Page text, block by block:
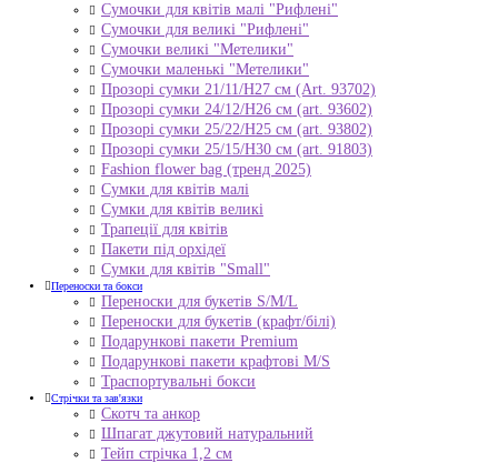
Сумочки для квітів малі "Рифлені"
Сумочки для великі "Рифлені"
Сумочки великі "Метелики"
Сумочки маленькі "Метелики"
Прозорі сумки 21/11/H27 см (Art. 93702)
Прозорі сумки 24/12/Н26 см (art. 93602)
Прозорі сумки 25/22/Н25 см (art. 93802)
Прозорі сумки 25/15/Н30 см (art. 91803)
Fashion flower bag (тренд 2025)
Сумки для квітів малі
Сумки для квітів великі
Трапеції для квітів
Пакети під орхідеї
Сумки для квітів "Small"
Переноски та бокси
Переноски для букетів S/M/L
Переноски для букетів (крафт/білі)
Подарункові пакети Premium
Подарункові пакети крафтові M/S
Траспортувальні бокси
Стрічки та зав'язки
Скотч та анкор
Шпагат джутовий натуральний
Тейп стрічка 1,2 см